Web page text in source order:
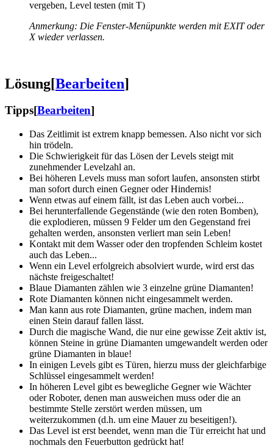
vergeben, Level testen (mit T)
Anmerkung: Die Fenster-Menüpunkte werden mit EXIT oder
X wieder verlassen.
Lösung[Bearbeiten]
Tipps[Bearbeiten]
Das Zeitlimit ist extrem knapp bemessen. Also nicht vor sich
hin trödeln.
Die Schwierigkeit für das Lösen der Levels steigt mit
zunehmender Levelzahl an.
Bei höheren Levels muss man sofort laufen, ansonsten stirbt
man sofort durch einen Gegner oder Hindernis!
Wenn etwas auf einem fällt, ist das Leben auch vorbei...
Bei herunterfallende Gegenstände (wie den roten Bomben),
die explodieren, müssen 9 Felder um den Gegenstand frei
gehalten werden, ansonsten verliert man sein Leben!
Kontakt mit dem Wasser oder den tropfenden Schleim kostet
auch das Leben...
Wenn ein Level erfolgreich absolviert wurde, wird erst das
nächste freigeschaltet!
Blaue Diamanten zählen wie 3 einzelne grüne Diamanten!
Rote Diamanten können nicht eingesammelt werden.
Man kann aus rote Diamanten, grüne machen, indem man
einen Stein darauf fallen lässt.
Durch die magische Wand, die nur eine gewisse Zeit aktiv ist,
können Steine in grüne Diamanten umgewandelt werden oder
grüne Diamanten in blaue!
In einigen Levels gibt es Türen, hierzu muss der gleichfarbige
Schlüssel eingesammelt werden!
In höheren Level gibt es bewegliche Gegner wie Wächter
oder Roboter, denen man ausweichen muss oder die an
bestimmte Stelle zerstört werden müssen, um
weiterzukommen (d.h. um eine Mauer zu beseitigen!).
Das Level ist erst beendet, wenn man die Tür erreicht hat und
nochmals den Feuerbutton gedrückt hat!